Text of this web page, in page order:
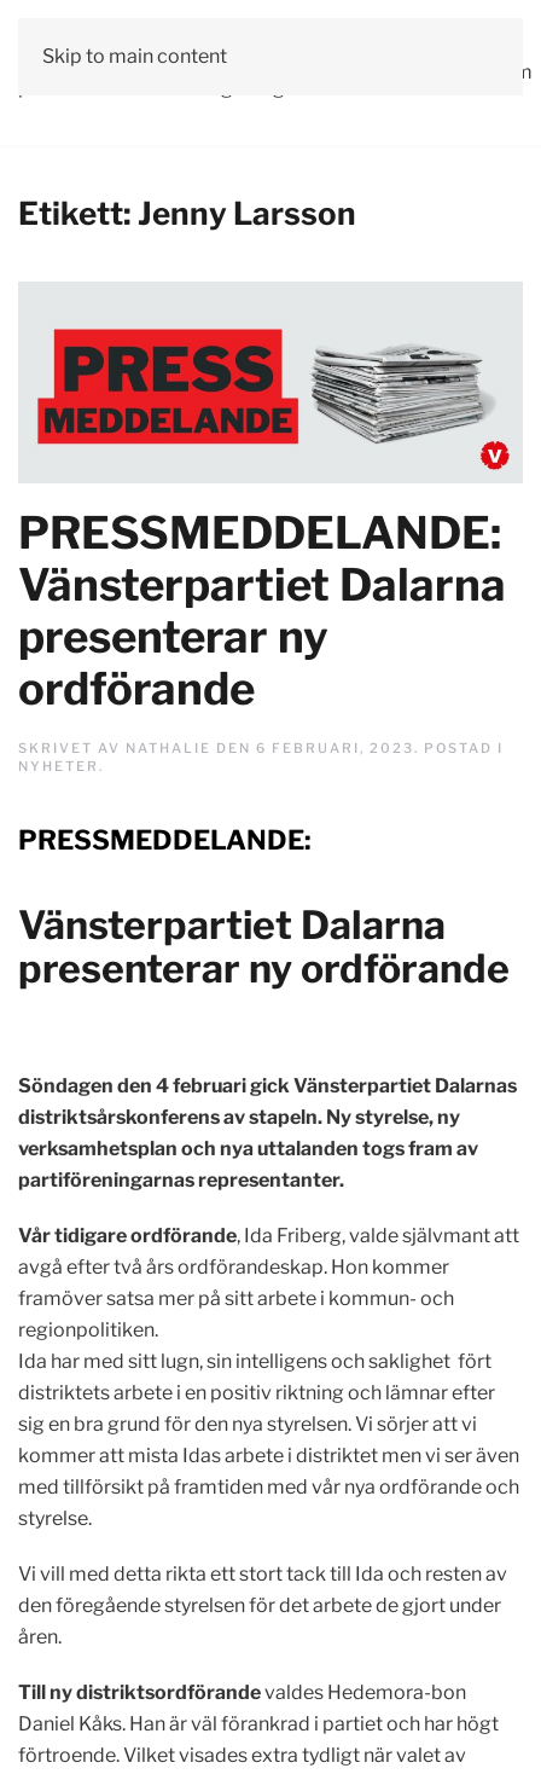
Skip to main content
Vår
Debatt
OmLäs våra
Valprogram
Etikett: Jenny Larsson
PRESSMEDDELANDE:
Vänsterpartiet Dalarna
presenterar ny
ordförande
SKRIVET AV NATHALIE DEN 6 FEBRUARI, 2023. POSTAD I
NYHETER .
PRESSMEDDELANDE:
Vänsterpartiet Dalarna
presenterar ny ordförande
Söndagen den 4 februari gick Vänsterpartiet Dalarnas
distriktsårskonferens av stapeln. Ny styrelse, ny
verksamhetsplan och nya uttalanden togs fram av
partiföreningarnas representanter.
Vår tidigare ordförande, Ida Friberg, valde självmant att
avgå efter två års ordförandeskap. Hon kommer
framöver satsa mer på sitt arbete i kommun- och
regionpolitiken.
Ida har med sitt lugn, sin intelligens och saklighet fört
distriktets arbete i en positiv riktning och lämnar efter
sig en bra grund för den nya styrelsen. Vi sörjer att vi
kommer att mista Idas arbete i distriktet men vi ser även
med tillförsikt på framtiden med vår nya ordförande och
styrelse.
Vi vill med detta rikta ett stort tack till Ida och resten av
den föregående styrelsen för det arbete de gjort under
åren.
Till ny distriktsordförandevaldes Hedemora-bon
Daniel Kåks. Han är väl förankrad i partiet och har högt
förtroende. Vilket visades extra tydligt när valet av